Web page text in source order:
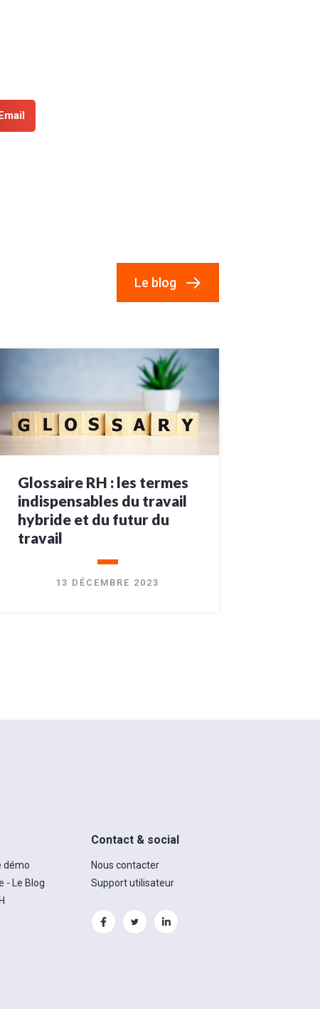
Email
Le blog
Glossaire RH : les termes
indispensables du travail
hybride et du futur du
travail
13 DÉCEMBRE 2023
démo
- Le Blog
Contact & social
Nous contacter
Support utilisateur